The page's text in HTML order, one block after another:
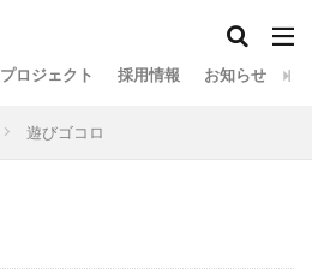
プロジェクト 採用情報 お知らせ
遊びゴコロ